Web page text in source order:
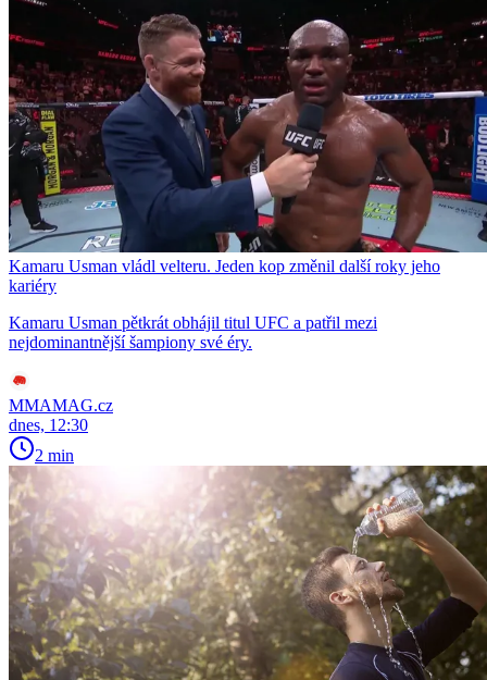
Kamaru Usman vládl velteru. Jeden kop změnil další roky jeho
kariéry
Kamaru Usman pětkrát obhájil titul UFC a patřil mezi
nejdominantnější šampiony své éry.
MMAMAG.cz
dnes, 12:30
2 min